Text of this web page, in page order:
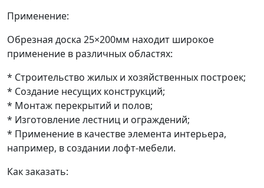
Применение:
Обрезная доска 25×200мм находит широкое
применение в различных областях:
* Строительство жилых и хозяйственных построек;
* Создание несущих конструкций;
* Монтаж перекрытий и полов;
* Изготовление лестниц и ограждений;
* Применение в качестве элемента интерьера,
например, в создании лофт-мебели.
Как заказать: